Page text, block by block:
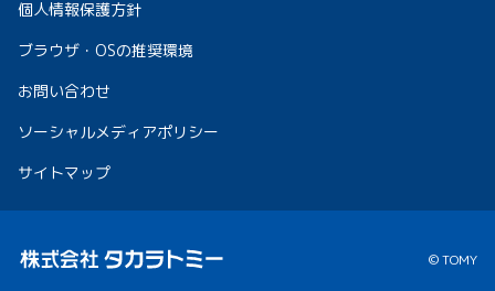
個人情報保護方針
ブラウザ・OSの推奨環境
お問い合わせ
ソーシャルメディアポリシー
サイトマップ
© TOMY